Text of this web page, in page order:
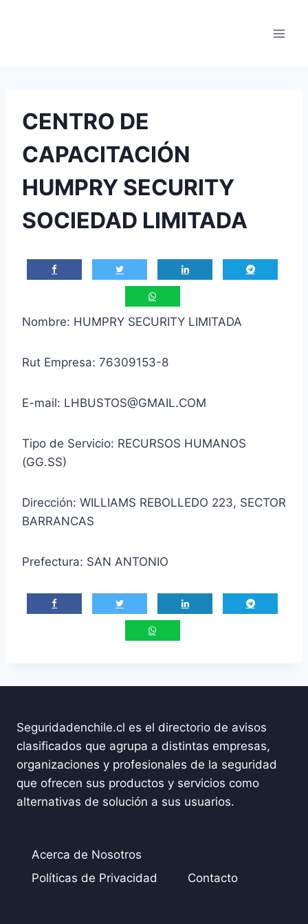
CENTRO DE
CAPACITACIÓN
HUMPRY SECURITY
SOCIEDAD LIMITADA
Nombre: HUMPRY SECURITY LIMITADA
Rut Empresa: 76309153-8
E-mail: LHBUSTOS@GMAIL.COM
Tipo de Servicio: RECURSOS HUMANOS
(GG.SS)
Dirección: WILLIAMS REBOLLEDO 223, SECTOR
BARRANCAS
Prefectura: SAN ANTONIO
Seguridadenchile.cl es el directorio de avisos
clasificados que agrupa a distintas empresas,
organizaciones y profesionales de la seguridad
que ofrecen sus productos y servicios como
alternativas de solución a sus usuarios.
Acerca de Nosotros
Políticas de Privacidad
Contacto